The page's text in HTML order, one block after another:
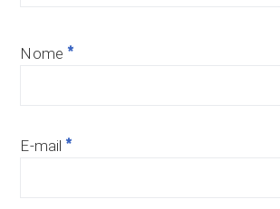
Nome *
E-mail *